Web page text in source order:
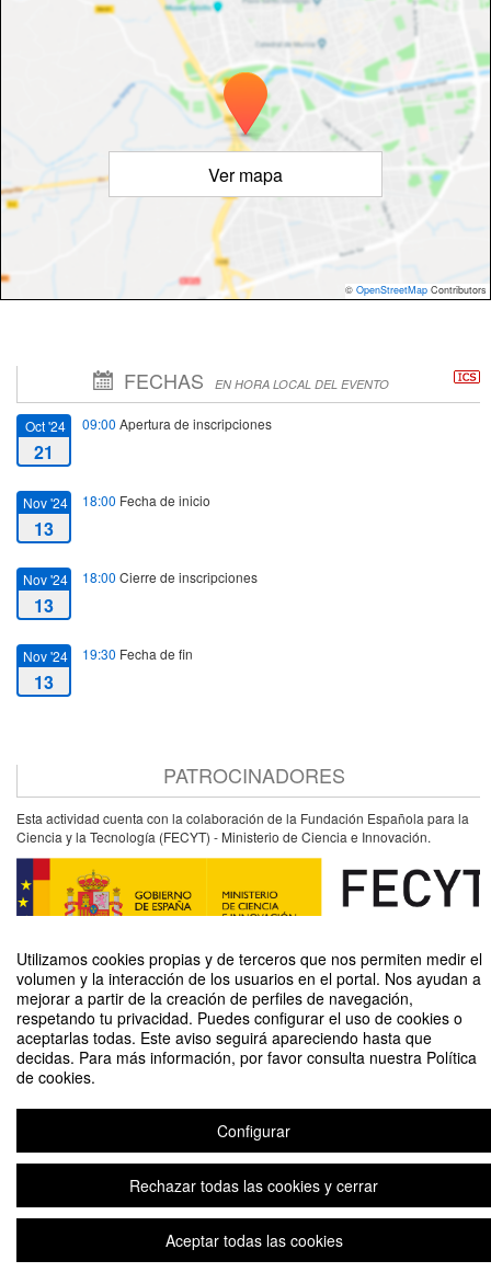
Utilizamos cookies propias y de terceros que nos permiten medir el
volumen y la interacción de los usuarios en el portal. Nos ayudan a
mejorar a partir de la creación de perfiles de navegación,
respetando tu privacidad. Puedes configurar el uso de cookies o
aceptarlas todas. Este aviso seguirá apareciendo hasta que
decidas. Para más información, por favor consulta nuestra Política
de cookies.
Configurar
Rechazar todas las cookies y cerrar
Aceptar todas las cookies
Ver mapa
© OpenStreetMap Contributors
FECHAS EN HORA LOCAL DEL EVENTO
Oct '24
21
09:00 Apertura de inscripciones
Nov '24
13
18:00 Fecha de inicio
Nov '24
13
18:00 Cierre de inscripciones
Nov '24
13
19:30 Fecha de fin
PATROCINADORES
Esta actividad cuenta con la colaboración de la Fundación Española para la
Ciencia y la Tecnología (FECYT) - Ministerio de Ciencia e Innovación.
CANCELADO - Corriendo para ser testigos de la urgencia ambiental en Perú
Organizado por Unidad de Cultura Científica y de la Innovación (UCC+I)
Aviso legal|Contacto
Plataforma de organización de eventos Symposium